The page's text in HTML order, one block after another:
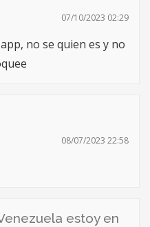
07/10/2023 02:29
no se quien es y no
08/07/2023 22:58
estoy en